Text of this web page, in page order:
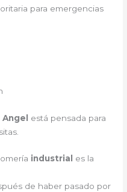
para emergencias
está pensada para
industrial es la
de haber pasado por